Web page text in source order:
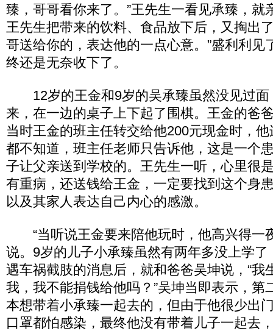
臻，哥哥看你来了。”王先生一看见承臻，就
王先生把带来的饮料、食品放下后，又掏出
哥送给你的，表达他的一点心意。”盛利利见
终还是无奈收下了。
12岁的王金和9岁的吴承臻虽然没见过面
来，在一边的桌子上下起了围棋。王金的爸
当时王金的班主任转交给他200元现金时，
都不知道，班主任老师只告诉他，这是一个
子让父亲送到学校的。王先生一听，心里很
有重病，还送钱给王金，一定要找到这个身
以及其家人表达自己内心的感激。
“当听说王金要来陪他玩时，他高兴得一
说。9岁的儿子小承臻虽然有两年多没上学
遇车祸截肢的消息后，就和爸爸吴坤说，“我
我，我不能捐钱给他吗？”吴坤当即表示，第
本想带着小承臻一起去的，但由于他很少出
口罩都怕感染，最终他没有带着儿子一起去